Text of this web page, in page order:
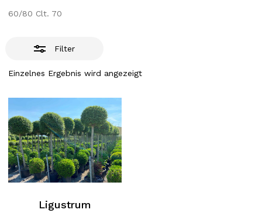
60/80 Clt. 70
Filter
Einzelnes Ergebnis wird angezeigt
Ligustrum